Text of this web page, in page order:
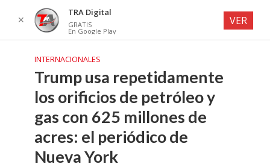
INTERNACIONALES
Trump usa repetidamente
los orificios de petróleo y
gas con 625 millones de
acres: el periódico de
Nueva York
✕
TRA Digital
GRATIS
En Google Play
VER